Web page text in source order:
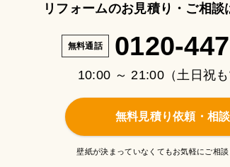
リフォームのお見積り・ご相談
無料通話 0120-
10:00 ～ 21:00（土日祝も
無料見積り依頼・相談
壁紙が決まっていなくてもお気軽にご相談